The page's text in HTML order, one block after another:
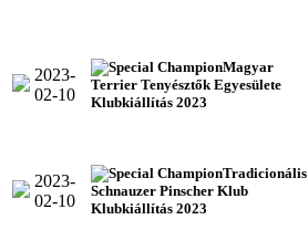
2023-
02-10
Magyar
Terrier Tenyésztők Egyesülete
Klubkiállítás 2023
2023-
02-10
Tradicionális
Schnauzer Pinscher Klub
Klubkiállítás 2023